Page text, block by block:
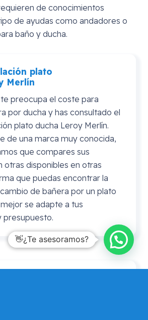
de conocimientos
de ayudas como andadores o
baño y ducha.
plato
Merlín
preocupa el coste para
por ducha y has consultado el
plato ducha Leroy Merlín.
de una marca muy conocida,
que compares sus
otras disponibles en otras
que puedas encontrar la
de bañera por un plato
se adapte a tus
presupuesto.
👋¿Te asesoramos?